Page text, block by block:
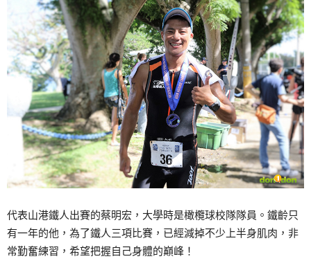
代表山港鐵人出賽的蔡明宏，大學時是橄欖球校隊隊員。鐵齡只
有一年的他，為了鐵人三項比賽，已經減掉不少上半身肌肉，非
常勤奮練習，希望把握自己身體的巔峰！